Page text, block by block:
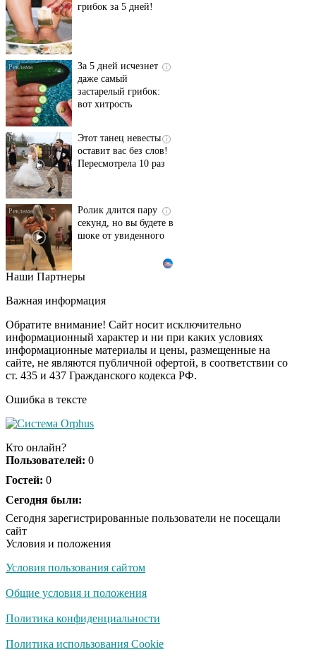
грибок за 5 дней!
i
За 5 дней исчезнет
даже самый
застарелый грибок:
вот хитрость
i
Этот танец невесты
оставит вас без слов!
Пересмотрела 10 раз
i
Ролик длится пару
секунд, но вы будете в
шоке от увиденного
Ролик из Омска: вы
i
Ржу не переставая, это
видео пересмотришь
не раз
Скрытая камера на
их не видят...
Ролик длится
смеяться вы будете
Королева вагона
оставит равнодушным
Забывший о
Наши Партнеры
Важная информация
Обратите внимание! Сайт носит исключительно
информационный характер и ни при каких условиях
информационные материалы и цены, размещенные на
сайте, не являются публичной офертой, в соответствии со
ст. 435 и 437 Гражданского кодекса РФ.
Ошибка в тексте
Кто онлайн?
Пользователей: 0
Гостей: 0
Сегодня были:
Сегодня зарегистрированные пользователи не посещали
сайт
Условия и положения
Условия пользования сайтом
Общие условия и положения
Политика конфиденциальности
Политика использования Cookie